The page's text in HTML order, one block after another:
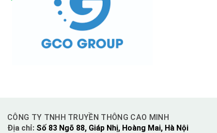
CÔNG TY TNHH TRUYỀN THÔNG CAO MINH
Địa chỉ: Số 83 Ngõ 88, Giáp Nhị, Hoàng Mai, Hà Nội